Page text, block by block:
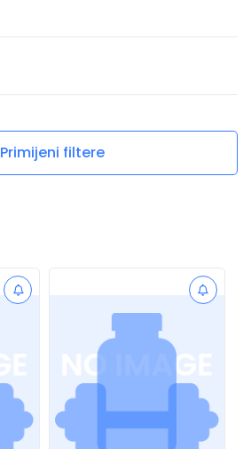
1 000 1 500 2 000
Primijeni filtere